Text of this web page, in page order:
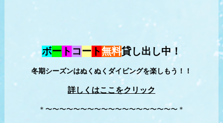
ボー ト コー ト無料貸し出し中！
冬期シーズンはぬくぬくダイビングを楽しもう！！
詳しくはここをクリック
＊〜〜〜〜〜〜〜〜〜〜〜〜〜〜〜〜〜〜〜＊